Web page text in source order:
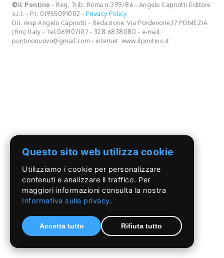
©Il Pontino - Reg, Trib. Roma n.399/86 - Angelo Capriotti Editore
s.r.l. - P.I. 01955091002 - Privacy Policy
Dir. resp Angelo Capriotti - Redazione: Via Pordenone,17 POMEZIA
(Rm) Italy - Tel.069107107 - 328.6838080 - e-mail:
pontinonuovo@gmail.com - internet: www.ilpontino.it
Questo sito web utilizza cookie
Utilizziamo i cookie per personalizzare
contenuti e analizzare il traffico. Per
maggiori informazioni consulta la nostra
Informativa sulla privacy.
Accetta tutto Rifiuta tutto